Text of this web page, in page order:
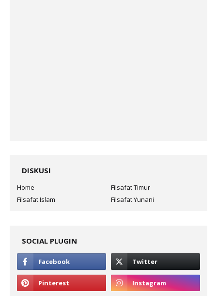
DISKUSI
Home
Filsafat Timur
Filsafat Islam
Filsafat Yunani
SOCIAL PLUGIN